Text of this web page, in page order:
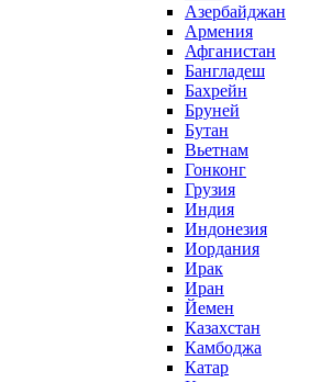
Азербайджан
Армения
Афганистан
Бангладеш
Бахрейн
Бруней
Бутан
Вьетнам
Гонконг
Грузия
Индия
Индонезия
Иордания
Ирак
Иран
Йемен
Казахстан
Камбоджа
Катар